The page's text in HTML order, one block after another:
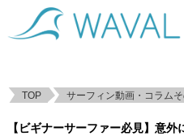
TOP サーフィン動画・コラム
くれない「海での間違った行動」
【ビギナーサーファー必見】意